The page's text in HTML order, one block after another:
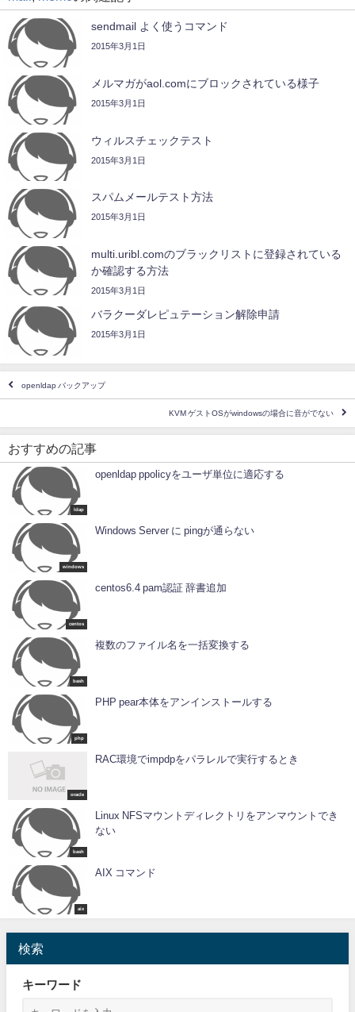
sendmail よく使うコマンド
2015年3月1日
メルマガがaol.comにブロックされている様子
2015年3月1日
ウィルスチェックテスト
2015年3月1日
スパムメールテスト方法
2015年3月1日
multi.uribl.comのブラックリストに登録されている
か確認する方法
2015年3月1日
バラクーダレピュテーション解除申請
2015年3月1日
openldap バックアップ
KVM ゲストOSがwindowsの場合に音がでない
おすすめの記事
ldap
openldap ppolicyをユーザ単位に適応する
windows
Windows Server に pingが通らない
centos
centos6.4 pam認証 辞書追加
bash
複数のファイル名を一括変換する
php
PHP pear本体をアンインストールする
oracle
RAC環境でimpdpをパラレルで実行するとき
bash
Linux NFSマウントディレクトリをアンマウントでき
ない
aix
AIX コマンド
検索
キーワード